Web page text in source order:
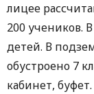
лицее
200 учеников.
детей. В
обустроено 7
кабинет,